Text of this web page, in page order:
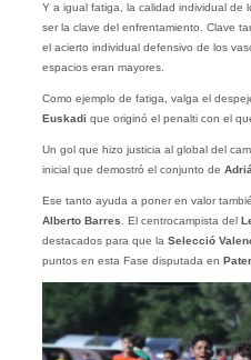
Y a igual fatiga, la calidad individual de
ser la clave del enfrentamiento. Clave
el acierto individual defensivo de los
espacios eran mayores.
Como ejemplo de fatiga, valga el
Euskadi que originó el penalti con el
Un gol que hizo justicia al global del
inicial que demostró el conjunto de
Ese tanto ayuda a poner en valor
Alberto Barres. El centrocampista del
destacados para que la Selecció
puntos en esta Fase disputada en